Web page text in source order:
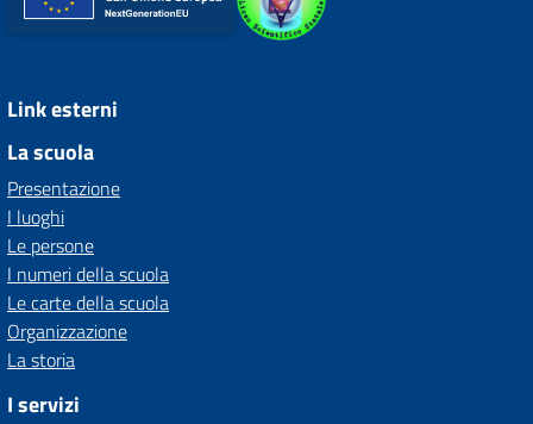
Link esterni
La scuola
Presentazione
I luoghi
Le persone
I numeri della scuola
Le carte della scuola
Organizzazione
La storia
I servizi